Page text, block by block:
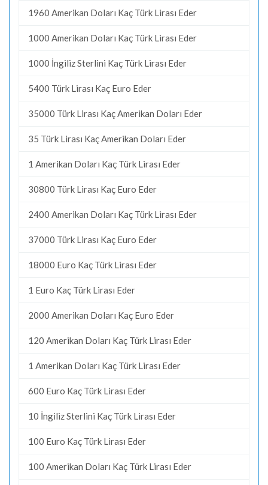
1960 Amerikan Doları Kaç Türk Lirası Eder
1000 Amerikan Doları Kaç Türk Lirası Eder
1000 İngiliz Sterlini Kaç Türk Lirası Eder
5400 Türk Lirası Kaç Euro Eder
35000 Türk Lirası Kaç Amerikan Doları Eder
35 Türk Lirası Kaç Amerikan Doları Eder
1 Amerikan Doları Kaç Türk Lirası Eder
30800 Türk Lirası Kaç Euro Eder
2400 Amerikan Doları Kaç Türk Lirası Eder
37000 Türk Lirası Kaç Euro Eder
18000 Euro Kaç Türk Lirası Eder
1 Euro Kaç Türk Lirası Eder
2000 Amerikan Doları Kaç Euro Eder
120 Amerikan Doları Kaç Türk Lirası Eder
1 Amerikan Doları Kaç Türk Lirası Eder
600 Euro Kaç Türk Lirası Eder
10 İngiliz Sterlini Kaç Türk Lirası Eder
100 Euro Kaç Türk Lirası Eder
100 Amerikan Doları Kaç Türk Lirası Eder